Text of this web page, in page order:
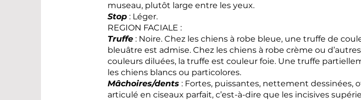
museau, plutôt large entre les yeux.
Stop : Léger.
REGION FACIALE :
Truffe : Noire. Chez les chiens à robe bleue, une truffe de
bleuâtre est admise. Chez les chiens à robe crème ou d’autres
couleurs diluées, la truffe est couleur foie. Une truffe
les chiens blancs ou particolores.
Mâchoires/dents : Fortes, puissantes, nettement dessinées,
articulé en ciseaux parfait, c’est-à-dire que les incisives